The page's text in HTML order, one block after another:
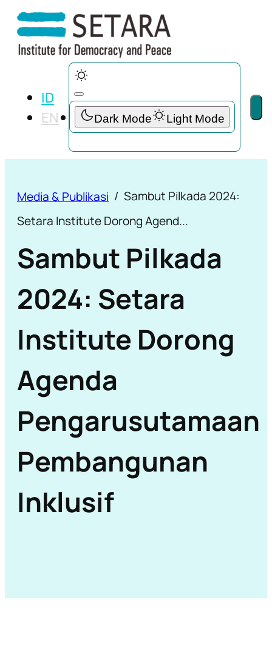
ID
EN
Media & Publikasi
Sambut Pilkada 2024:
Setara Institute Dorong Agend...
Sambut Pilkada
2024: Setara
Institute Dorong
Agenda
Pengarusutamaan
Pembangunan
Inklusif